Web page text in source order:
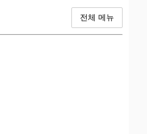
전체 메뉴